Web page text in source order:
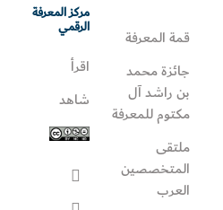
قمة المعرفة
جائزة محمد
بن راشد آل
مكتوم للمعرفة
ملتقى
المتخصصين
العرب
مركز المعرفة
الرقمي
اقرأ
شاهد